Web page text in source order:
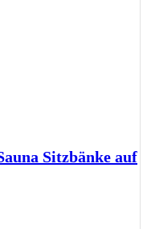
Sitzbänke auf